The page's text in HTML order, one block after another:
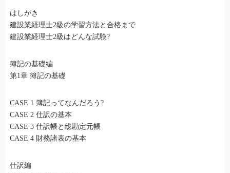
はしがき
建設業経理士2級の学習方法と合格まで
建設業経理士2級はどんな試験?
簿記の基礎編
第1章 簿記の基礎
CASE 1 簿記ってなんだろう?
CASE 2 仕訳の基本
CASE 3 仕訳帳と総勘定元帳
CASE 4 財務諸表の基本
仕訳編